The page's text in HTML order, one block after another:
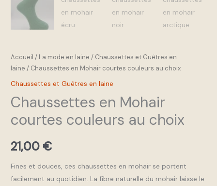
Accueil / La mode en laine / Chaussettes et Guêtres en
laine / Chaussettes en Mohair courtes couleurs au choix
Chaussettes et Guêtres en laine
Chaussettes en Mohair
courtes couleurs au choix
21,00 €
Fines et douces, ces chaussettes en mohair se portent
facilement au quotidien. La fibre naturelle du mohair laisse le